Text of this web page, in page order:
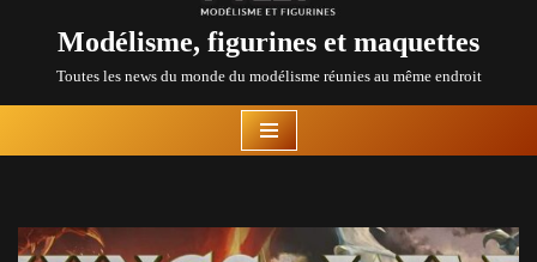
Modélisme, figurines et maquettes
Toutes les news du monde du modélisme réunies au même endroit